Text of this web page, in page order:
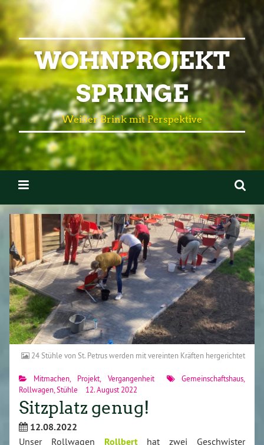
WOHNPROJEKT
SPRINGE
Weißer Brink mit Perspektive
24 Stühle von St. Petrus werden mit vereinten Kräften hergerichtet
Mitmachen Projekt Vergangenheit Gemeinschaftshaus
Rollwagen Stühle 12. August 2022
Sitzplatz genug!
12.08.2022
Unser Rollwagen Rollbert
hat zwei Geschwister